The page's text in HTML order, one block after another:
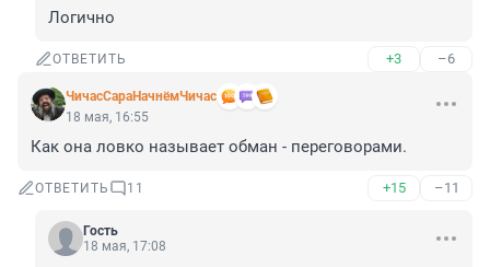
Логично
ОТВЕТИТЬ +3 –6
ЧичасСараНачнёмЧичас
18 мая, 16:55
Как она ловко называет обман - переговорами.
ОТВЕТИТЬ 11 +15 –11
Гость
18 мая, 17:08